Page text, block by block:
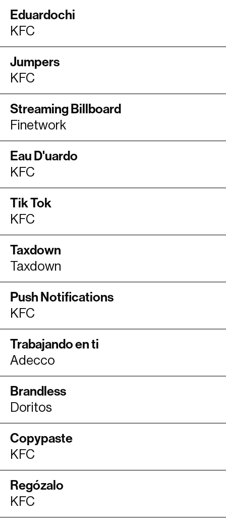
Eduardochi
KFC
Jumpers
KFC
Streaming Billboard
Finetwork
Eau D'uardo
KFC
Tik Tok
KFC
Taxdown
Taxdown
Push Notifications
KFC
Trabajando en ti
Adecco
Brandless
Doritos
Copypaste
KFC
Regózalo
KFC